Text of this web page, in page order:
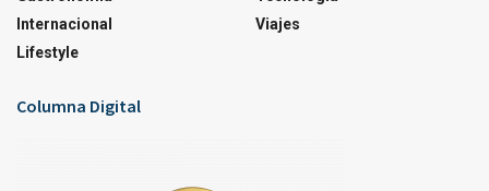
Internacional
Lifestyle
Viajes
Columna Digital